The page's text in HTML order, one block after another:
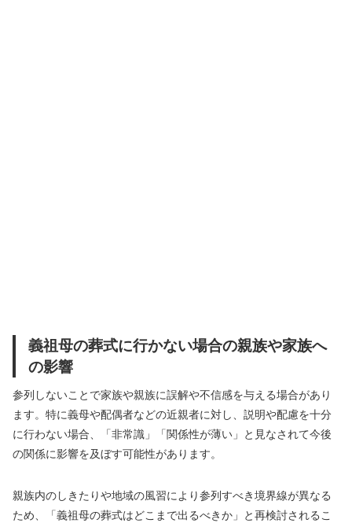
義祖母の葬式に行かない場合の親族や家族へ
の影響
参列しないことで家族や親族に誤解や不信感を与える場合があり
ます。特に義母や配偶者などの近親者に対し、説明や配慮を十分
に行わない場合、「非常識」「関係性が薄い」と見なされて今後
の関係に影響を及ぼす可能性があります。
親族内のしきたりや地域の風習により参列すべき境界線が異なる
ため、「義祖母の葬式はどこまで出るべきか」と再検討されるこ